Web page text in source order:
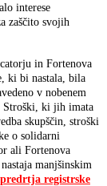
interese
zaščito svojih
in Fortenova
ki bi nastala, bila
v nobenem
Stroški, ki jih imata
skupščin, stroški
o solidarni
ali Fortenova
manjšinskim
predrtja registrske